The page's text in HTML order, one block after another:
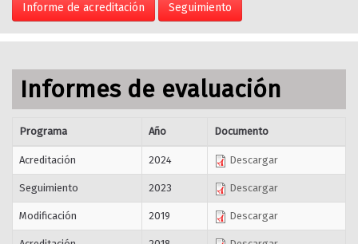
Informe de acreditación Seguimiento
Informes de evaluación
Programa Año Documento
Acreditación 2024 Descargar
Seguimiento 2023 Descargar
Modificación 2019 Descargar